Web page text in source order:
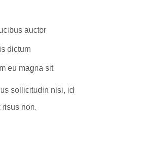
auctor
dictum
eu magna sit
sollicitudin nisi, id
non.